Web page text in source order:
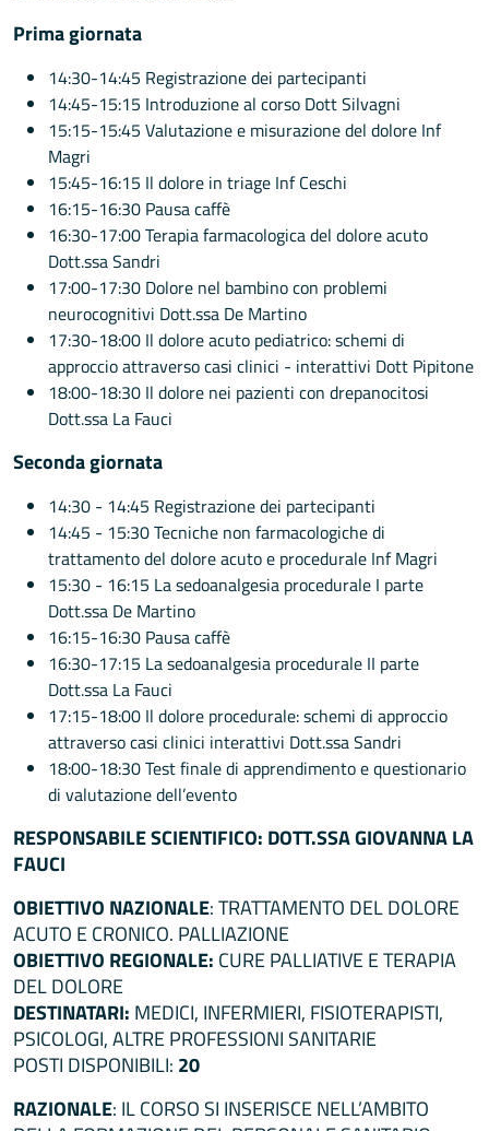
Prima giornata
14:30-14:45 Registrazione dei partecipanti
14:45-15:15 Introduzione al corso Dott Silvagni
15:15-15:45 Valutazione e misurazione del dolore Inf
Magri
15:45-16:15 Il dolore in triage Inf Ceschi
16:15-16:30 Pausa caffè
16:30-17:00 Terapia farmacologica del dolore acuto
Dott.ssa Sandri
17:00-17:30 Dolore nel bambino con problemi
neurocognitivi Dott.ssa De Martino
17:30-18:00 Il dolore acuto pediatrico: schemi di
approccio attraverso casi clinici - interattivi Dott Pipitone
18:00-18:30 Il dolore nei pazienti con drepanocitosi
Dott.ssa La Fauci
Seconda giornata
14:30 - 14:45 Registrazione dei partecipanti
14:45 - 15:30 Tecniche non farmacologiche di
trattamento del dolore acuto e procedurale Inf Magri
15:30 - 16:15 La sedoanalgesia procedurale I parte
Dott.ssa De Martino
16:15-16:30 Pausa caffè
16:30-17:15 La sedoanalgesia procedurale II parte
Dott.ssa La Fauci
17:15-18:00 Il dolore procedurale: schemi di approccio
attraverso casi clinici interattivi Dott.ssa Sandri
18:00-18:30 Test finale di apprendimento e questionario
di valutazione dell’evento
RESPONSABILE SCIENTIFICO: DOTT.SSA GIOVANNA LA
FAUCI
OBIETTIVO NAZIONALE: TRATTAMENTO DEL DOLORE
ACUTO E CRONICO. PALLIAZIONE
OBIETTIVO REGIONALE: CURE PALLIATIVE E TERAPIA
DEL DOLORE
DESTINATARI: MEDICI, INFERMIERI, FISIOTERAPISTI,
PSICOLOGI, ALTRE PROFESSIONI SANITARIE
POSTI DISPONIBILI: 20
RAZIONALE: IL CORSO SI INSERISCE NELL’AMBITO